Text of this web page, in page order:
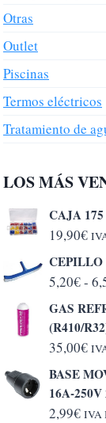
Otras
Outlet
Piscinas
Termos eléctricos
Tratamiento de
LOS MÁS
CAJA
19,90€
CEPILLO
5,20€-
GAS
(R410/
35,00€
BASE
16A-250V
2,99€ IVA